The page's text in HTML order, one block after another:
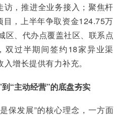
访，推进全业务接入；聚焦杆
，上半年争取资金124.75万
区、代办点覆盖社区、联系点
双过半期间签约18家异业渠
增长提供有力补充。
“主动经营”的底盘夯实
保发展”的核心理念，一方面